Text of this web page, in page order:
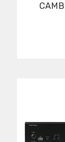
CAMBRIDGE AUDIO AXA 25 AMPLI